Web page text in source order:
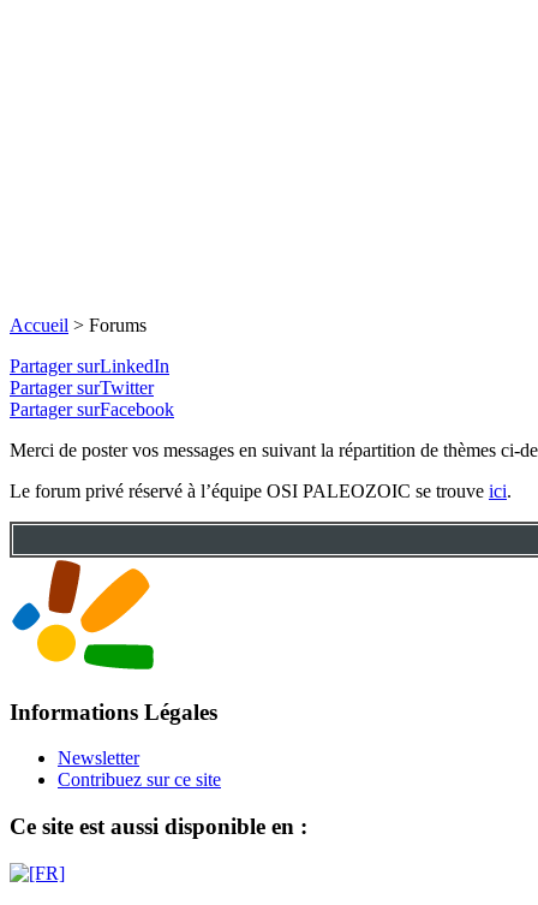
Accueil > Forums
Partager surLinkedIn
Partager surTwitter
Partager surFacebook
Merci de poster vos messages en suivant la répartition de thèmes ci-
Le forum privé réservé à l’équipe OSI PALEOZOIC se trouve ici.
Informations Légales
Newsletter
Contribuez sur ce site
Ce site est aussi disponible en :